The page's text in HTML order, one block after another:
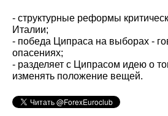
- структурные реформы
Италии;
- победа Ципраса на выборах -
опасениях;
- разделяет с Ципрасом идею о
изменять положение вещей.